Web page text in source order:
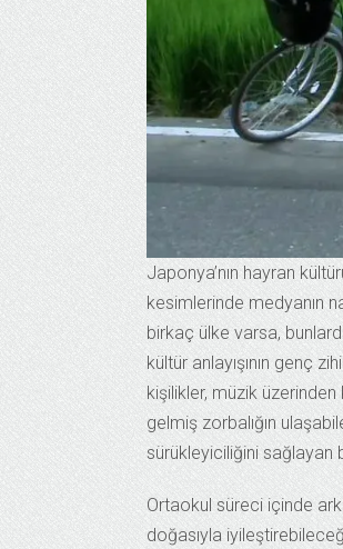
Japonya’nın hayran
kesimlerinde medyanın
birkaç ülke varsa,
kültür anlayışının genç
kişilikler, müzik
gelmiş zorbalığın
sürükleyiciliğini sağlayan
Ortaokul süreci içinde
doğasıyla